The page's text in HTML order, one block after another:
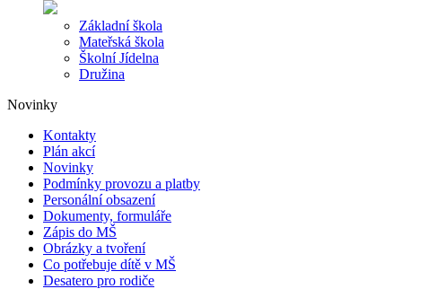
Základní škola
Mateřská škola
Školní Jídelna
Družina
Novinky
Kontakty
Plán akcí
Novinky
Podmínky provozu a platby
Personální obsazení
Dokumenty, formuláře
Zápis do MŠ
Obrázky a tvoření
Co potřebuje dítě v MŠ
Desatero pro rodiče